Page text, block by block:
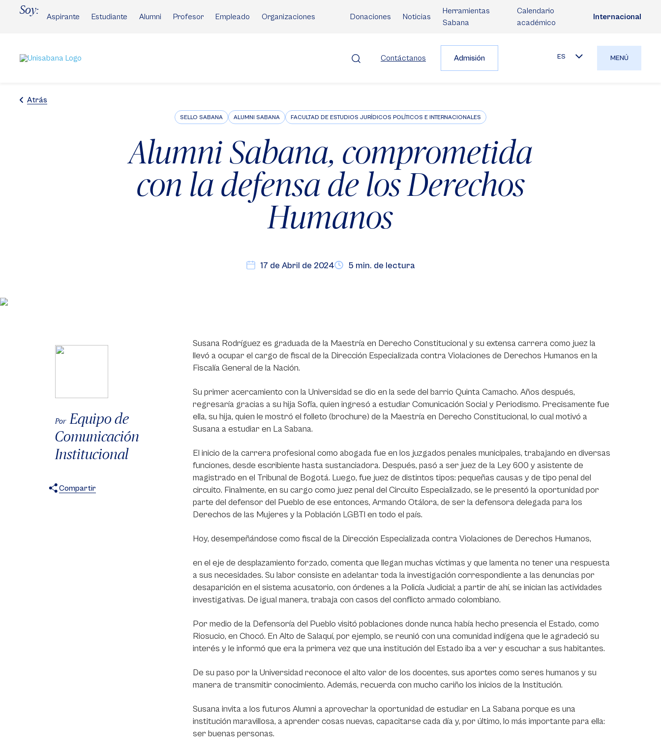
Soy:
Aspirante Estudiante Alumni Profesor Empleado Organizaciones Donaciones Noticias
Herramientas
Sabana
Calendario
académico
Internacional
Contáctanos Admisión ES MENÚ
Atrás
SELLO SABANA ALUMNI SABANA FACULTAD DE ESTUDIOS JURÍDICOS POLÍTICOS E INTERNACIONALES
Alumni Sabana, comprometida
con la defensa de los Derechos
Humanos
17 de Abril de 2024 5 min. de lectura
Por Equipo de
Comunicación
Institucional
Compartir
Susana Rodríguez es graduada de la Maestría en Derecho Constitucional y su extensa carrera como juez la
llevó a ocupar el cargo de fiscal de la Dirección Especializada contra Violaciones de Derechos Humanos en la
Fiscalía General de la Nación.
Su primer acercamiento con la Universidad se dio en la sede del barrio Quinta Camacho. Años después,
regresaría gracias a su hija Sofía, quien ingresó a estudiar Comunicación Social y Periodismo. Precisamente fue
ella, su hija, quien le mostró el folleto (brochure) de la Maestría en Derecho Constitucional, lo cual motivó a
Susana a estudiar en La Sabana.
El inicio de la carrera profesional como abogada fue en los juzgados penales municipales, trabajando en diversas
funciones, desde escribiente hasta sustanciadora. Después, pasó a ser juez de la Ley 600 y asistente de
magistrado en el Tribunal de Bogotá. Luego, fue juez de distintos tipos: pequeñas causas y de tipo penal del
circuito. Finalmente, en su cargo como juez penal del Circuito Especializado, se le presentó la oportunidad por
parte del defensor del Pueblo de ese entonces, Armando Otálora, de ser la defensora delegada para los
Derechos de las Mujeres y la Población LGBTI en todo el país.
Hoy, desempeñándose como fiscal de la Dirección Especializada contra Violaciones de Derechos Humanos,
en el eje de desplazamiento forzado, comenta que llegan muchas víctimas y que lamenta no tener una respuesta
a sus necesidades. Su labor consiste en adelantar toda la investigación correspondiente a las denuncias por
desaparición en el sistema acusatorio, con órdenes a la Policía Judicial; a partir de ahí, se inician las actividades
investigativas. De igual manera, trabaja con casos del conflicto armado colombiano.
Por medio de la Defensoría del Pueblo visitó poblaciones donde nunca había hecho presencia el Estado, como
Riosucio, en Chocó. En Alto de Salaquí, por ejemplo, se reunió con una comunidad indígena que le agradeció su
interés y le informó que era la primera vez que una institución del Estado iba a ver y escuchar a sus habitantes.
De su paso por la Universidad reconoce el alto valor de los docentes, sus aportes como seres humanos y su
manera de transmitir conocimiento. Además, recuerda con mucho cariño los inicios de la Institución.
Susana invita a los futuros Alumni a aprovechar la oportunidad de estudiar en La Sabana porque es una
institución maravillosa, a aprender cosas nuevas, capacitarse cada día y, por último, lo más importante para ella:
ser buenas personas.